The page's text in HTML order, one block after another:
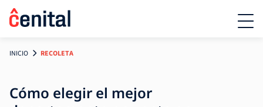
INICIO RECOLETA
Cómo elegir el mejor